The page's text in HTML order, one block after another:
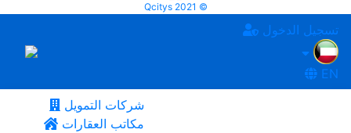
Qcitys 2021 ©
تسجيل الدخول
EN
شركات التمويل
مكاتب العقارات